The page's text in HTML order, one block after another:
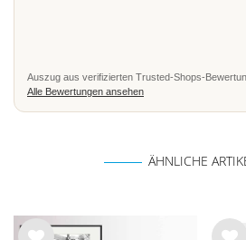
Auszug aus verifizierten Trusted-Shops-
Alle Bewertungen ansehen
ÄHNLICHE